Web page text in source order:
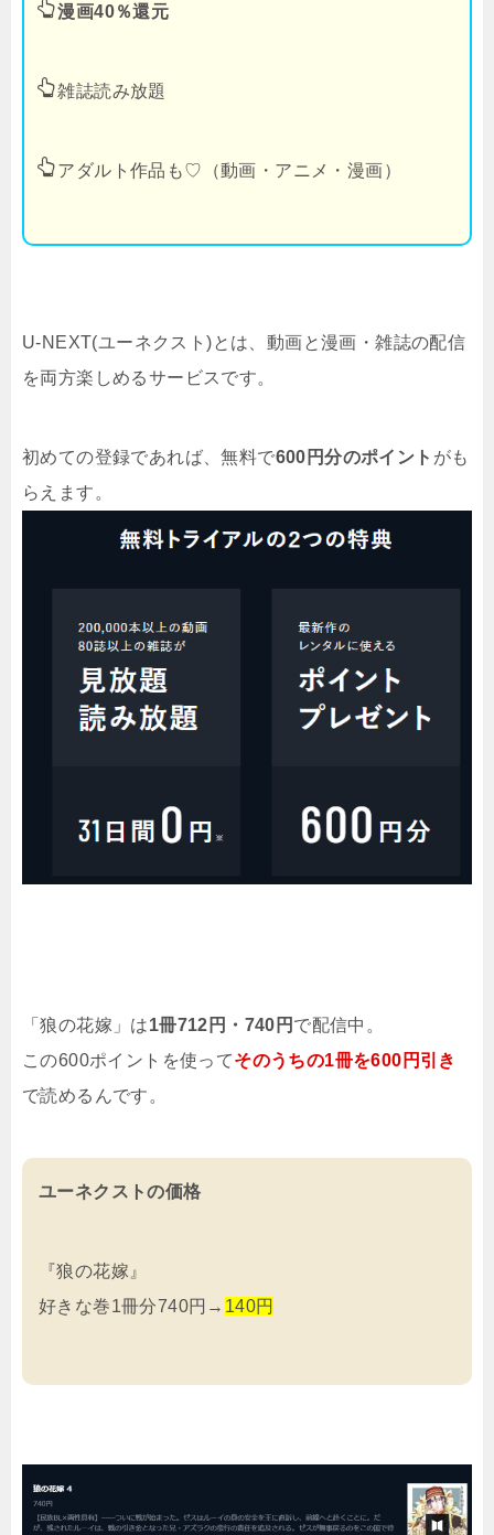
漫画40％還元
雑誌読み放題
アダルト作品も♡（動画・アニメ・漫画）
U-NEXT(ユーネクスト)とは、動画と漫画・雑誌の配信
を両方楽しめるサービスです。
初めての登録であれば、無料で600円分のポイント がも
らえます。
「狼の花嫁」は1冊712円・740 円 で配信中。
この600ポイントを使ってそのうちの1冊を600円引き
で読めるんです。
ユーネクストの価格
『狼の花嫁』
好きな巻1冊分740円→ 140円